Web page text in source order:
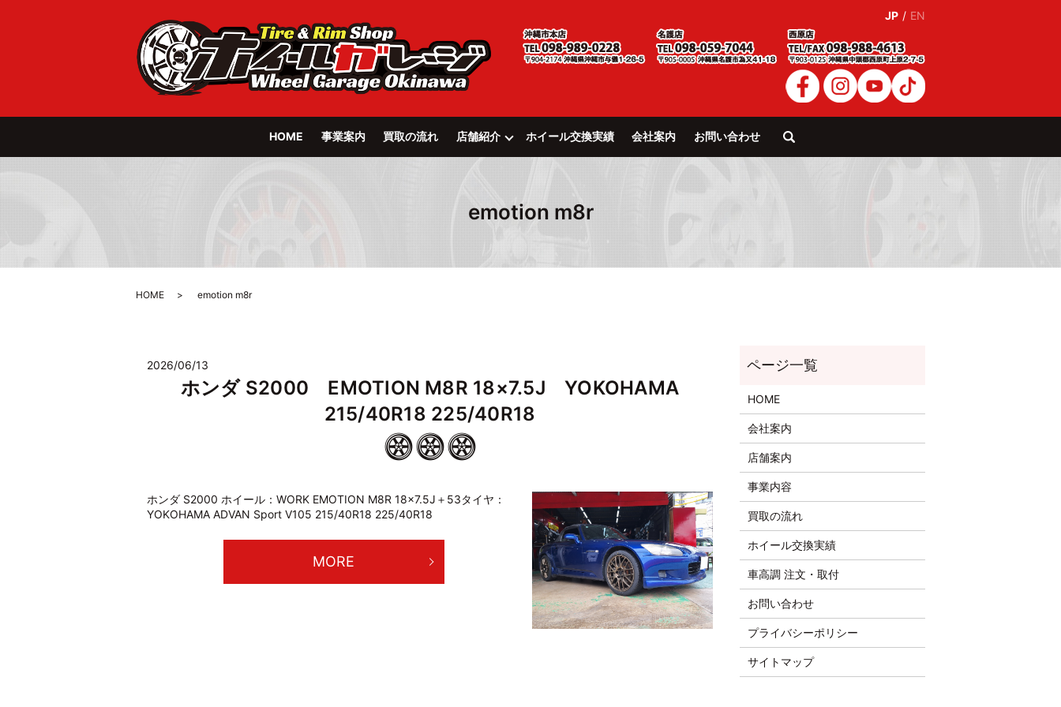
JP / EN
HOME 事業案内 買取の流れ 店舗紹介 ホイール交換実績 会社案内 お問い合わせ
search
emotion m8r
HOME emotion m8r
2026/06/13
ホンダ S2000 EMOTION M8R 18×7.5J YOKOHAMA
215/40R18 225/40R18
ホンダ S2000 ホイール：WORK EMOTION M8R 18×7.5J＋53タイヤ：
YOKOHAMA ADVAN Sport V105 215/40R18 225/40R18
MORE
HOME
会社案内
店舗案内
事業内容
買取の流れ
ホイール交換実績
車高調 注文・取付
お問い合わせ
プライバシーポリシー
サイトマップ